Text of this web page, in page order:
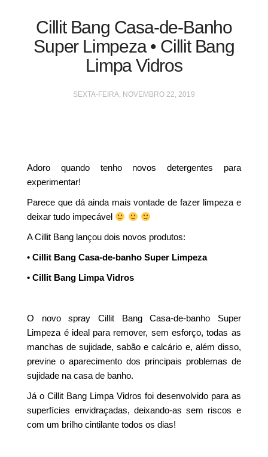
Cillit Bang Casa-de-Banho
Super Limpeza • Cillit Bang
Limpa Vidros
SEXTA-FEIRA, NOVEMBRO 22, 2019
Adoro quando tenho novos detergentes para
experimentar!
Parece que dá ainda mais vontade de fazer limpeza e
deixar tudo impecável
A Cillit Bang lançou dois novos produtos:
• Cillit Bang Casa-de-banho Super Limpeza
• Cillit Bang Limpa Vidros
O novo spray Cillit Bang Casa-de-banho Super
Limpeza é ideal para remover, sem esforço, todas as
manchas de sujidade, sabão e calcário e, além disso,
previne o aparecimento dos principais problemas de
sujidade na casa de banho.
Já o Cillit Bang Limpa Vidros foi desenvolvido para as
superfícies envidraçadas, deixando-as sem riscos e
com um brilho cintilante todos os dias!